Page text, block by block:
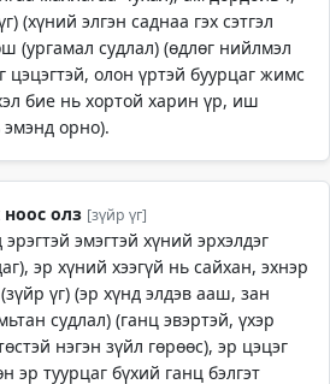
(хүний элгэн саднаа гэх сэтгэл
(ургамал судлал) (өдлөг нийлмэл
олон үртэй буурцаг жимс
бие нь хортой харин үр, иш
орно).
олз [зүйр үг]
эмэгтэй хүний эрхэлдэг
эр хүний хээгүй нь сайхан, эхнэр
үг) (эр хүнд элдэв ааш, зан
судлал) (ганц эвэртэй, үхэр
нэгэн зүйл гөрөөс), эр цэцэг
эр туурцаг бүхий ганц бэлгэт